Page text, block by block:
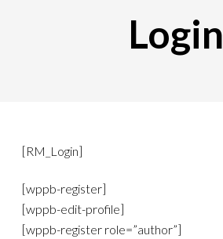
Login
[RM_Login]
[wppb-register]
[wppb-edit-profile]
[wppb-register role=”author”]